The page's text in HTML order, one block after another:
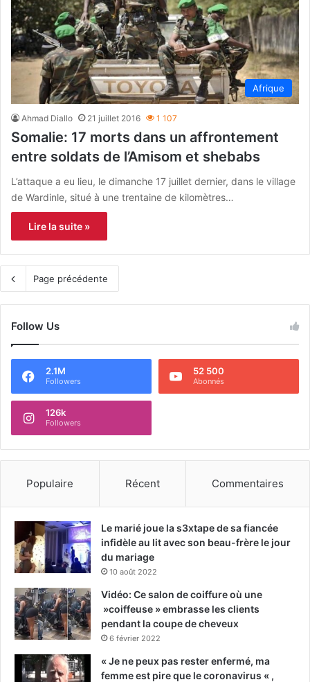
Afrique
Ahmad Diallo 21 juillet 2016 1 107
Somalie: 17 morts dans un affrontement
entre soldats de l’Amisom et shebabs
L’attaque a eu lieu, le dimanche 17 juillet dernier, dans le village
de Wardinle, situé à une trentaine de kilomètres…
Lire la suite »
Page précédente
Follow Us
2.1M
Followers
52 500
Abonnés
126k
Followers
Populaire Récent Commentaires
Le marié joue la s3xtape de sa fiancée
infidèle au lit avec son beau-frère le jour
du mariage
10 août 2022
Vidéo: Ce salon de coiffure où une
»coiffeuse » embrasse les clients
pendant la coupe de cheveux
6 février 2022
« Je ne peux pas rester enfermé, ma
femme est pire que le coronavirus « ,